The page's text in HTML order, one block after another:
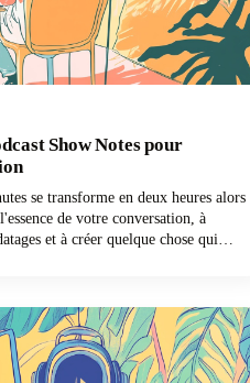
Show Notes pour
se transforme en deux heures alors
de votre conversation, à
et à créer quelque chose qui
épisodes.